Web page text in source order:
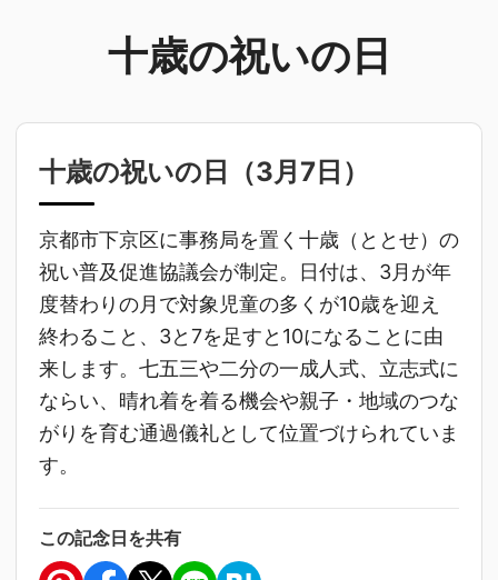
十歳の祝いの日
十歳の祝いの日（3月7日 ）
京都市下京区に事務局を置く十歳（ととせ）の
祝い普及促進協議会が制定。日付は、3月が年
度替わりの月で対象児童の多くが10歳を迎え
終わること、3と7を足すと10になることに由
来します。七五三や二分の一成人式、立志式に
ならい、晴れ着を着る機会や親子・地域のつな
がりを育む通過儀礼として位置づけられていま
す。
この記念日を共有